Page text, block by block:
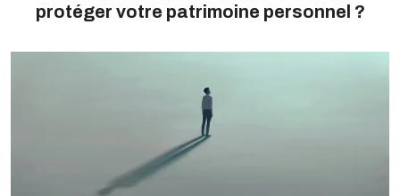
protéger votre patrimoine personnel ?